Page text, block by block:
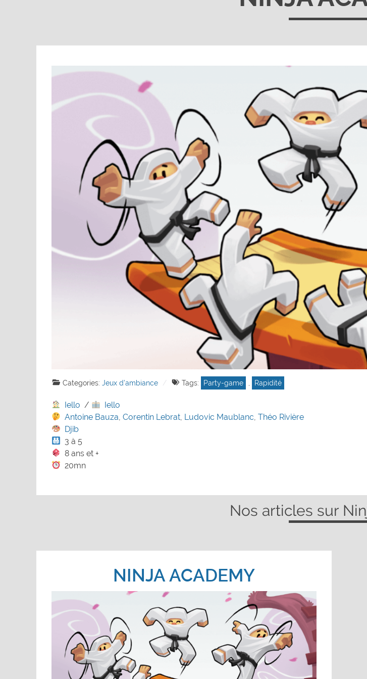
Categories: Jeux d'ambiance Tags: Party-game Rapidité
Iello /
Iello
Antoine Bauza ,Corentin Lebrat Ludovic Maublanc ,Théo Rivière
Djib
3 à 5
8 ans et +
20mn
Nos articles sur
NINJA ACADEMY